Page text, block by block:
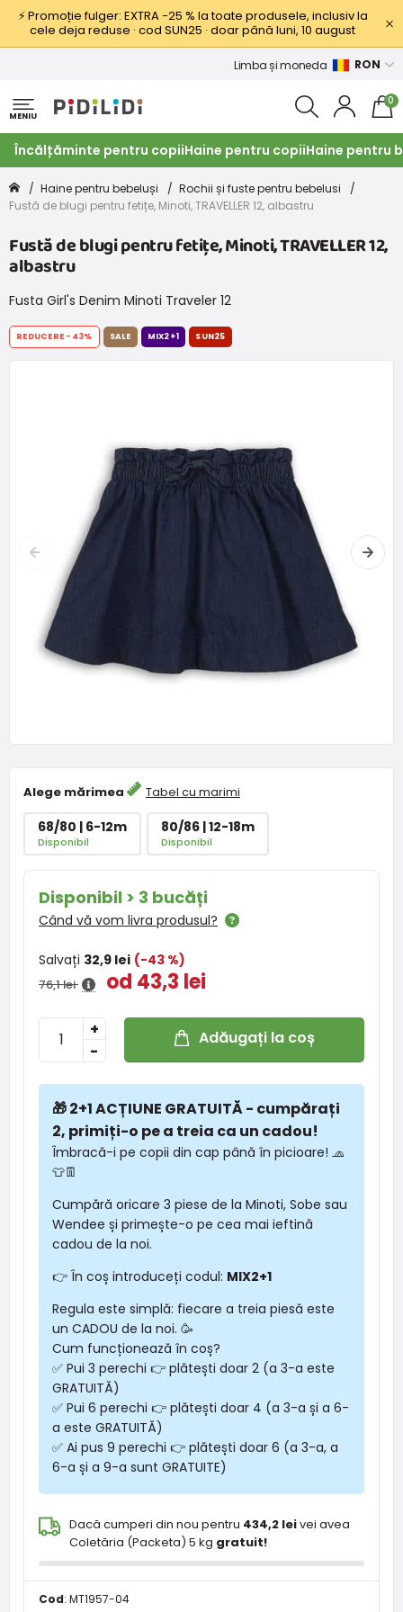
⚡ Promoție fulger: EXTRA −25 % la toate produsele, inclusiv la
cele deja reduse · cod SUN25 · doar până luni, 10 august
Limba și moneda RON
MENIU
0
Încălțăminte pentru copiiHaine pentru copiiHaine pentru
Haine pentru bebeluși
Rochii și fuste pentru bebelusi
Fustă de blugi pentru fetițe, Minoti, TRAVELLER 12, albastru
Fustă de blugi pentru fetițe, Minoti, TRAVELLER 12,
albastru
Fusta Girl's Denim Minoti Traveler 12
Alege mărimea Tabel cu marimi
68/80 | 6-12m
Disponibil
80/86 | 12-18m
Disponibil
Disponibil > 3 bucăți
Când vă vom livra produsul?
Salvați 32,9 lei (-43 %)
76,1 lei od 43,3 lei
-
+ Adăugați la coș
🎁 2+1 ACȚIUNE GRATUITĂ - cumpărați
2, primiți-o pe a treia ca un cadou!
Îmbracă-i pe copii din cap până în picioare! 🧢
👕👖
Cumpără oricare 3 piese de la Minoti, Sobe sau
Wendee și primește-o pe cea mai ieftină
cadou de la noi.
👉 În coș introduceți codul: MIX2+1
Regula este simplă: fiecare a treia piesă este
un CADOU de la noi. 🥳
Cum funcționează în coș?
✅ Pui 3 perechi 👉 plătești doar 2 (a 3-a este
GRATUITĂ)
✅ Pui 6 perechi 👉 plătești doar 4 (a 3-a și a 6-
a este GRATUITĂ)
✅ Ai pus 9 perechi 👉 plătești doar 6 (a 3-a, a
6-a și a 9-a sunt GRATUITE)
Dacă cumperi din nou pentru 434,2 leivei avea
Coletăria (Packeta) 5 kg gratuit!
Cod: MT1957-04
REDUCERE -43% SALE MIX2+1 SUN25